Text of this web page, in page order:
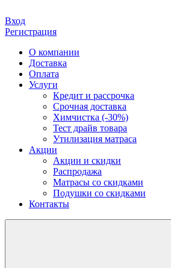
Вход
Регистрация
О компании
Доставка
Оплата
Услуги
Кредит и рассрочка
Срочная доставка
Химчистка (-30%)
Тест драйв товара
Утилизация матраса
Акции
Акции и скидки
Распродажа
Матрасы со скидками
Подушки со скидками
Контакты